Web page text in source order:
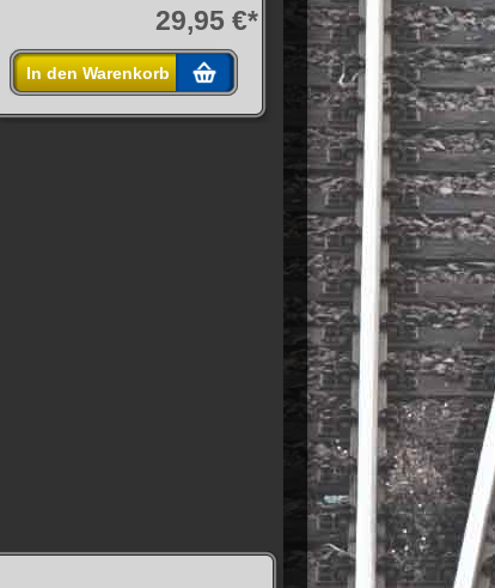
29,95 €*
In den Warenkorb